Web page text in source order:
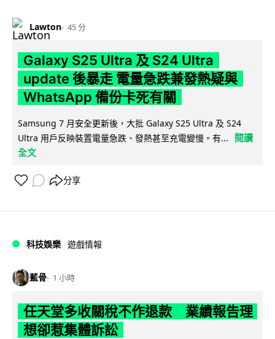
Lawton 45 分
Galaxy S25 Ultra 及 S24 Ultra
update 後暴走 電量急跌兼發熱疑與
WhatsApp 備份卡死有關
Samsung 7 月安全更新後，大批 Galaxy S25 Ultra 及 S24
Ultra 用戶反映裝置電量急跌、發熱甚至充電變慢。有...
閱讀
全文
分享
科技娛樂 遊戲情報
藍骨 1 小時
任天堂多收關稅不作退款 業績報告理
想卻惹集體訴訟